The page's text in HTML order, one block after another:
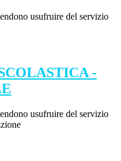
usufruire del servizio
-
usufruire del servizio